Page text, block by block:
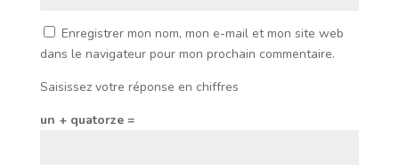
Enregistrer mon nom, mon e-mail et mon site web
dans le navigateur pour mon prochain commentaire.
Saisissez votre réponse en chiffres
un + quatorze =